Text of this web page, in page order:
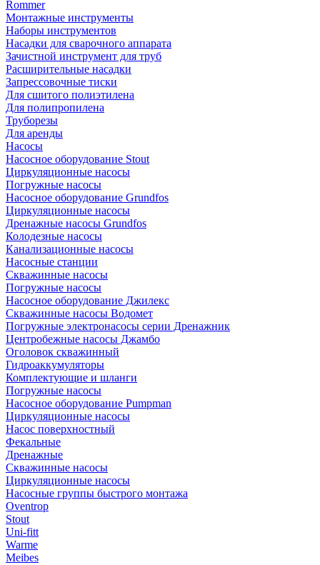
Rommer
Монтажные инструменты
Наборы инструментов
Насадки для сварочного аппарата
Зачистной инструмент для труб
Расширительные насадки
Запрессовочные тиски
Для сшитого полиэтилена
Для полипропилена
Труборезы
Для аренды
Насосы
Насосное оборудование Stout
Циркуляционные насосы
Погружные насосы
Насосное оборудование Grundfos
Циркуляционные насосы
Дренажные насосы Grundfos
Колодезные насосы
Канализационные насосы
Насосные станции
Скважинные насосы
Погружные насосы
Насосное оборудование Джилекс
Скважинные насосы Водомет
Погружные электронасосы серии Дренажник
Центробежные насосы Джамбо
Оголовок скважинный
Гидроаккумуляторы
Комплектующие и шланги
Погружные насосы
Насосное оборудование Pumpman
Циркуляционные насосы
Насос поверхностный
Фекальные
Дренажные
Скважинные насосы
Циркуляционные насосы
Насосные группы быстрого монтажа
Oventrop
Stout
Uni-fitt
Warme
Meibes